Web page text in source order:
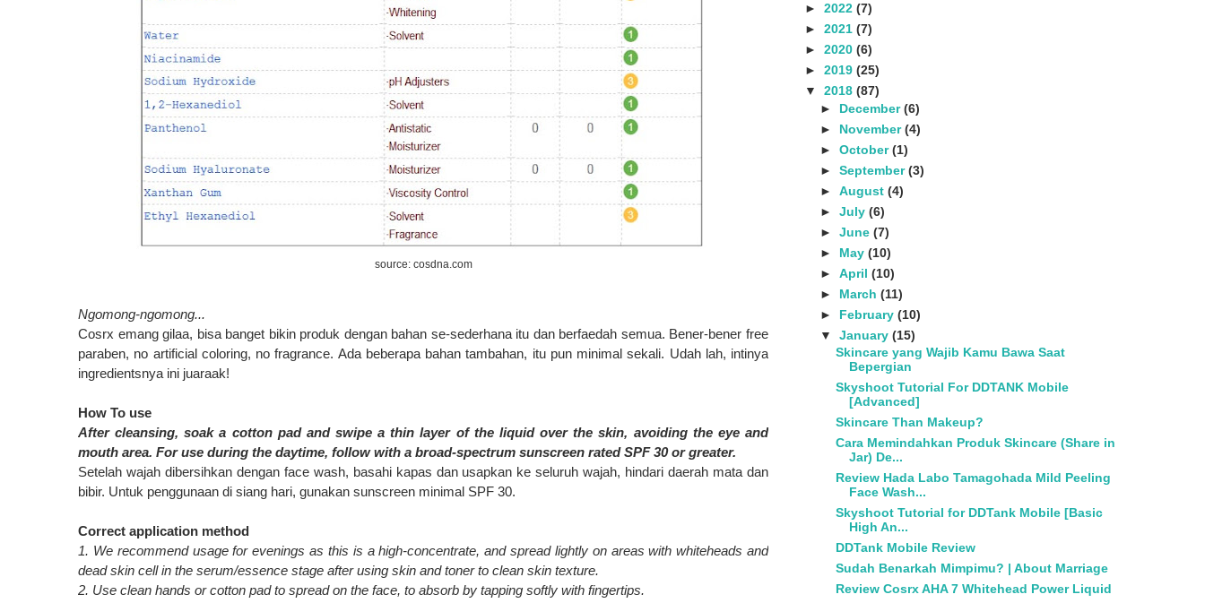
source: cosdna.com
Ngomong-ngomong...
Cosrx emang gilaa, bisa banget bikin produk dengan bahan se-sederhana itu dan berfaedah semua. Bener-bener free
paraben, no artificial coloring, no fragrance. Ada beberapa bahan tambahan, itu pun minimal sekali. Udah lah, intinya
ingredientsnya ini juaraak!
How To use
After cleansing, soak a cotton pad and swipe a thin layer of the liquid over the skin, avoiding the eye and
mouth area. For use during the daytime, follow with a broad-spectrum sunscreen rated SPF 30 or greater.
Setelah wajah dibersihkan dengan face wash, basahi kapas dan usapkan ke seluruh wajah, hindari daerah mata dan
bibir. Untuk penggunaan di siang hari, gunakan sunscreen minimal SPF 30.
Correct application method
1. We recommend usage for evenings as this is a high-concentrate, and spread lightly on areas with whiteheads and
dead skin cell in the serum/essence stage after using skin and toner to clean skin texture.
2. Use clean hands or cotton pad to spread on the face, to absorb by tapping softly with fingertips.
► 2022 (7)
► 2021 (7)
► 2020 (6)
► 2019 (25)
▼ 2018 (87)
► December(6)
► November(4)
► October(1)
► September(3)
► August (4)
► July (6)
► June (7)
► May (10)
► April (10)
► March (11)
► February (10)
▼ January (15)
Skincare yang Wajib Kamu Bawa Saat
Bepergian
Skyshoot Tutorial For DDTANK Mobile
[Advanced]
Skincare Than Makeup?
Cara Memindahkan Produk Skincare (Share in
Jar) De...
Review Hada Labo Tamagohada Mild Peeling
Face Wash...
Skyshoot Tutorial for DDTank Mobile [Basic
High An...
DDTank Mobile Review
Sudah Benarkah Mimpimu? | About Marriage
Review Cosrx AHA 7 Whitehead Power Liquid